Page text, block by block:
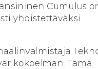
Cumulus
yhdistettäväksi
Tämä